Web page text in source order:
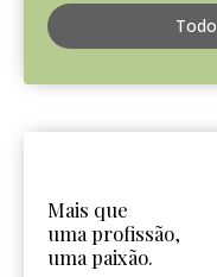
Mais que
uma profissão,
uma paixão.